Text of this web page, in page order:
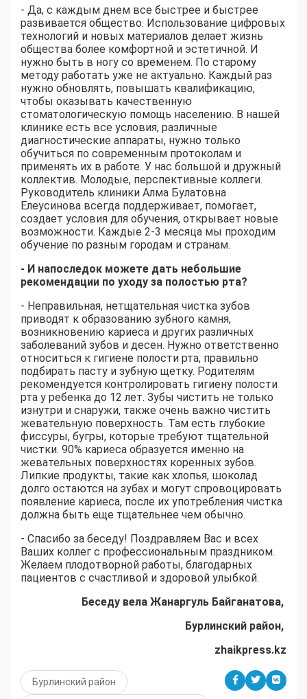
- Да, с каждым днем все быстрее и быстрее
развивается общество. Использование цифровых
технологий и новых материалов делает жизнь
общества более комфортной и эстетичной. И
нужно быть в ногу со временем. По старому
методу работать уже не актуально. Каждый раз
нужно обновлять, повышать квалификацию,
чтобы оказывать качественную
стоматологическую помощь населению. В нашей
клинике есть все условия, различные
диагностические аппараты, нужно только
обучиться по современным протоколам и
применять их в работе. У нас большой и дружный
коллектив. Молодые, перспективные коллеги.
Руководитель клиники Алма Булатовна
Елеусинова всегда поддерживает, помогает,
создает условия для обучения, открывает новые
возможности. Каждые 2-3 месяца мы проходим
обучение по разным городам и странам.
- И напоследок можете дать небольшие
рекомендации по уходу за полостью рта?
- Неправильная, нетщательная чистка зубов
приводят к образованию зубного камня,
возникновению кариеса и других различных
заболеваний зубов и десен. Нужно ответственно
относиться к гигиене полости рта, правильно
подбирать пасту и зубную щетку. Родителям
рекомендуется контролировать гигиену полости
рта у ребенка до 12 лет. Зубы чистить не только
изнутри и снаружи, также очень важно чистить
жевательную поверхность. Там есть глубокие
фиссуры, бугры, которые требуют тщательной
чистки. 90% кариеса образуется именно на
жевательных поверхностях коренных зубов.
Липкие продукты, такие как хлопья, шоколад
долго остаются на зубах и могут спровоцировать
появление кариеса, после их употребления чистка
должна быть еще тщательнее чем обычно.
- Спасибо за беседу! Поздравляем Вас и всех
Ваших коллег с профессиональным праздником.
Желаем плодотворной работы, благодарных
пациентов с счастливой и здоровой улыбкой.
Беседу вела Жанаргуль Байганатова,
Бурлинский район,
zhaikpress.kz
Бурлинский район